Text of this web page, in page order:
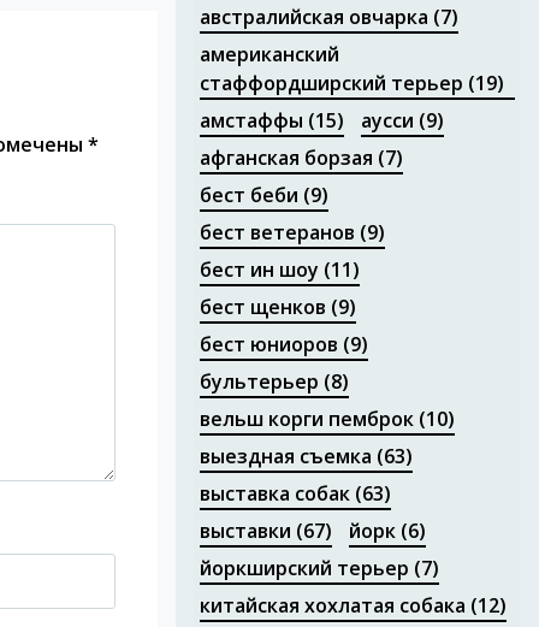
*
австралийская овчарка (7)
американский
стаффордширский терьер (19)
амстаффы (15) аусси (9)
афганская борзая (7)
бест беби (9)
бест ветеранов (9)
бест ин шоу (11)
бест щенков (9)
бест юниоров (9)
бультерьер (8)
вельш корги пемброк(10)
выездная съемка (63)
выставка собак(63)
выставки (67) йорк(6)
йоркширский терьер (7)
китайская хохлатая собака (12)